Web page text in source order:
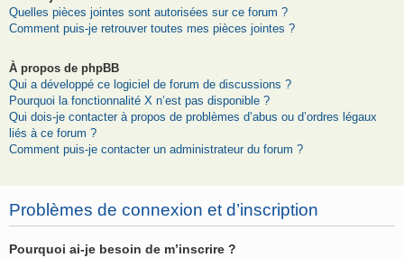
Quelles pièces jointes sont autorisées sur ce forum ?
Comment puis-je retrouver toutes mes pièces jointes ?
À propos de phpBB
Qui a développé ce logiciel de forum de discussions ?
Pourquoi la fonctionnalité X n’est pas disponible ?
Qui dois-je contacter à propos de problèmes d’abus ou d’ordres légaux
liés à ce forum ?
Comment puis-je contacter un administrateur du forum ?
Problèmes de connexion et d’inscription
Pourquoi ai-je besoin de m’inscrire ?